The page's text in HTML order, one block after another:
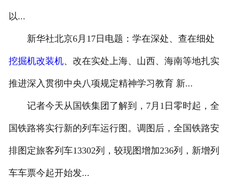
以...
新华社北京6月17日电题：学在深处、查在细处
挖掘机改装机、改在实处上海、山西、海南等地扎实
推进深入贯彻中央八项规定精神学习教育 新...
记者今天从国铁集团了解到，7月1日零时起，全
国铁路将实行新的列车运行图。调图后，全国铁路安
排图定旅客列车13302列，较现图增加236列，新增列
车车票今起开始发...